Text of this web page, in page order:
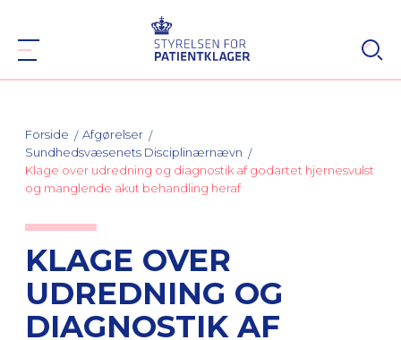
Forside
Afgørelser
Sundhedsvæsenets Disciplinærnævn
Klage over udredning og diagnostik af godartet hjernesvulst
og manglende akut behandling heraf
KLAGE OVER
UDREDNING OG
DIAGNOSTIK AF